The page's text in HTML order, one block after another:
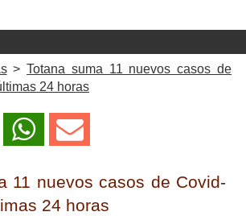
>Totana suma 11 nuevos casos de
24 horas
11 nuevos casos de Covid-
24 horas